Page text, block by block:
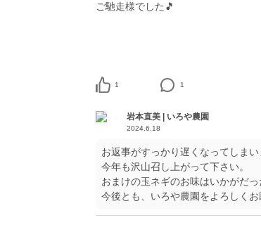
ご馳走様でした🎵
1 1
岩本直美 | いろや農園
2024.6.18
お返事がすっかり遅くなってしまい
今年も沢山召し上がって下さい。
おまけの玉ネギのお味はいかがだっ